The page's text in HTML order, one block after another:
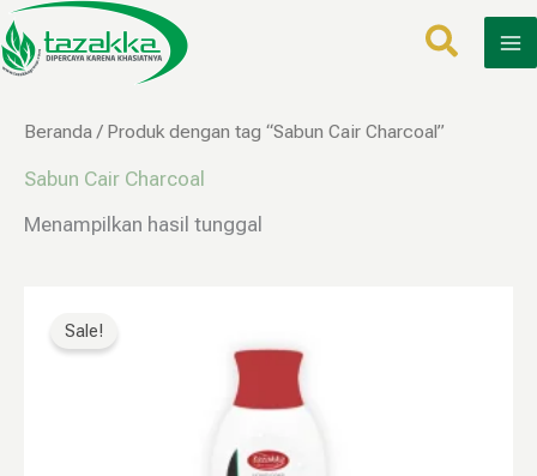
Lewati
ke
konten
Beranda / Produk dengan tag “Sabun Cair Charcoal”
Sabun Cair Charcoal
Menampilkan hasil tunggal
Sale!
adalah:
Rp27.999.